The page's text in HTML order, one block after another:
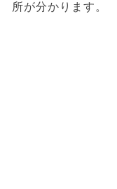
所が分かります。